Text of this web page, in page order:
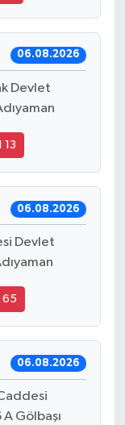
06.08.2026
Devlet
13
06.08.2026
Devlet
65
06.08.2026
Gölbaşı